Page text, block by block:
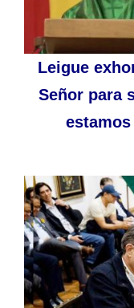
Leigue
Señor para